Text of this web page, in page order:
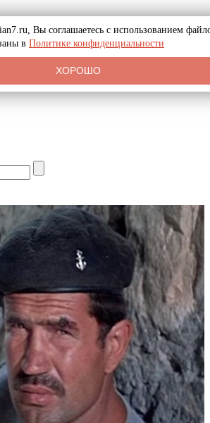
Вы соглашаетесь с использованием
в Политике конфиденциальности
ХОРОШО